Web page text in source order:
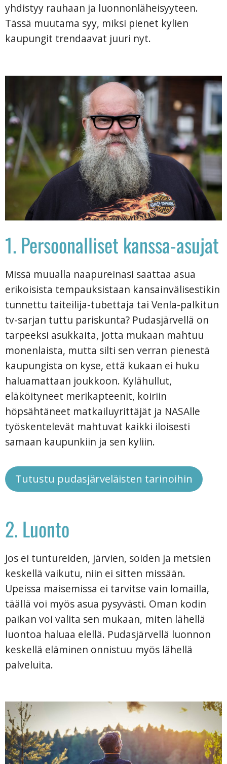
yhdistyy rauhaan ja luonnonläheisyyteen.
Tässä muutama syy, miksi pienet kylien
kaupungit trendaavat juuri nyt.
1. Persoonalliset kanssa-asujat
Missä muualla naapureinasi saattaa asua
erikoisista tempauksistaan kansainvälisestikin
tunnettu taiteilija-tubettaja tai Venla-palkitun
tv-sarjan tuttu pariskunta? Pudasjärvellä on
tarpeeksi asukkaita, jotta mukaan mahtuu
monenlaista, mutta silti sen verran pienestä
kaupungista on kyse, että kukaan ei huku
haluamattaan joukkoon. Kylähullut,
eläköityneet merikapteenit, koiriin
höpsähtäneet matkailuyrittäjät ja NASAlle
työskentelevät mahtuvat kaikki iloisesti
samaan kaupunkiin ja sen kyliin.
Tutustu pudasjärveläisten tarinoihin
2. Luonto
Jos ei tuntureiden, järvien, soiden ja metsien
keskellä vaikutu, niin ei sitten missään.
Upeissa maisemissa ei tarvitse vain lomailla,
täällä voi myös asua pysyvästi. Oman kodin
paikan voi valita sen mukaan, miten lähellä
luontoa haluaa elellä. Pudasjärvellä luonnon
keskellä eläminen onnistuu myös lähellä
palveluita.